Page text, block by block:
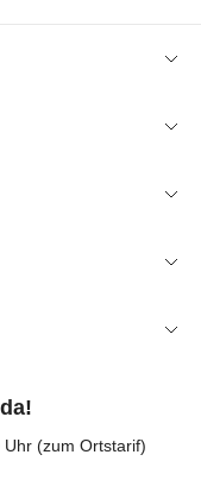
(zum Ortstarif)